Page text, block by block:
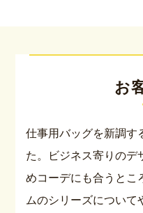
お
仕事用バッグを新調す
た。ビジネス寄りのデ
めコーデにも合うとこ
ムのシリーズについて